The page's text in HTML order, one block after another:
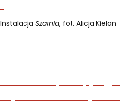
Instalacja Szatnia, fot. Alicja Kielan